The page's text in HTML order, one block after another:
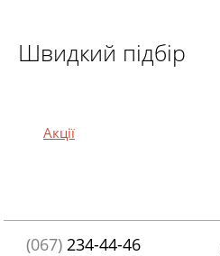
Швидкий підбір
Акції
(067) 234-44-46